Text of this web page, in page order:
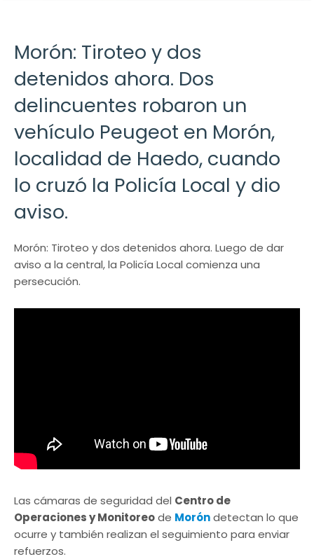
Morón: Tiroteo y dos
detenidos ahora. Dos
delincuentes robaron un
vehículo Peugeot en Morón,
localidad de Haedo, cuando
lo cruzó la Policía Local y dio
aviso.
Morón: Tiroteo y dos detenidos ahora. Luego de dar
aviso a la central, la Policía Local comienza una
persecución.
Las cámaras de seguridad del Centro de
Operaciones y Monitoreode Moróndetectan lo que
ocurre y también realizan el seguimiento para enviar
refuerzos.